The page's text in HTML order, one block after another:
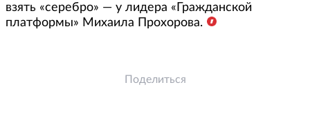
взять «серебро» — у лидера «Гражданской
платформы» Михаила Прохорова.
Поделиться